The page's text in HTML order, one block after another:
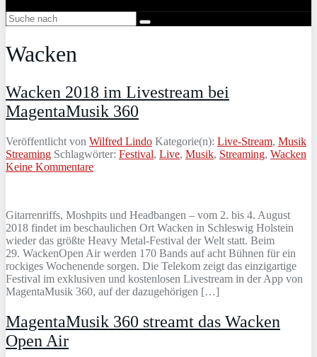
Wacken
Wacken 2018 im Livestream bei
MagentaMusik 360
Veröffentlicht von Wilfred Lindo Kategorie(n): Live-Stream, Musik
Streaming Schlagwörter: Festival, Live, Musik, Streaming, Wacken
Keine Kommentare
Gitarrenriffs, Moshpits und Headbangen – vom 2. bis 4. August
2018 findet im beschaulichen Ort Wacken in Schleswig Holstein
wieder das größte Heavy Metal-Festival der Welt statt. Beim
29. WackenOpen Air werden 170 Bands auf acht Bühnen für ein
rockiges Wochenende sorgen. Die Telekom zeigt das einzigartige
Festival im exklusiven und kostenlosen Livestream in der App von
MagentaMusik 360, auf der dazugehörigen […]
MagentaMusik 360 streamt das Wacken
Open Air